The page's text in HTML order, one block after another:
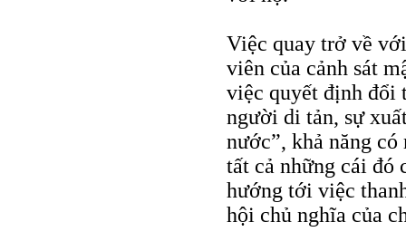
Việc quay trở về
viên của cảnh sát
việc quyết định đổi
người di tản, sự
nước”, khả năng
tất cả những cái đó
hướng tới việc
hội chủ nghĩa của